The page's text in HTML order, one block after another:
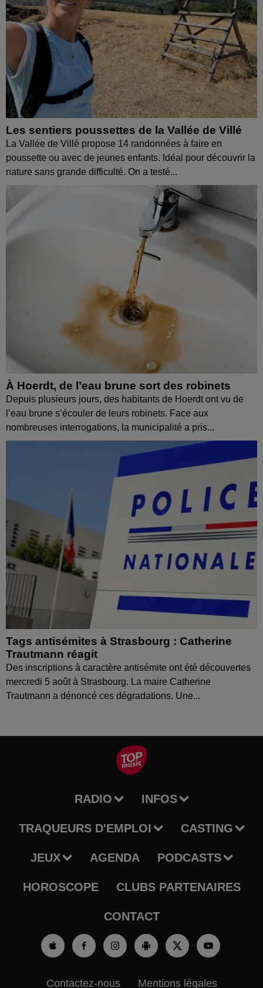
Les sentiers poussettes de la Vallée de Villé
La Vallée de Villé propose 14 randonnées à faire en
poussette ou avec de jeunes enfants. Idéal pour découvrir la
nature sans grande difficulté. On a testé...
À Hoerdt, de l’eau brune sort des robinets
Depuis plusieurs jours, des habitants de Hoerdt ont vu de
l’eau brune s’écouler de leurs robinets. Face aux
nombreuses interrogations, la municipalité a pris...
Tags antisémites à Strasbourg : Catherine
Trautmann réagit
Des inscriptions à caractère antisémite ont été découvertes
mercredi 5 août à Strasbourg. La maire Catherine
Trautmann a dénoncé ces dégradations. Une...
RADIO INFOS
TRAQUEURS D'EMPLOI CASTING
JEUX AGENDA PODCASTS
HOROSCOPE CLUBS PARTENAIRES
CONTACT
Contactez-nous Mentions légales